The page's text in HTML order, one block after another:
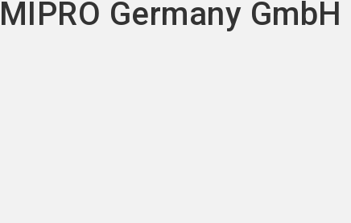
MIPRO Germany GmbH